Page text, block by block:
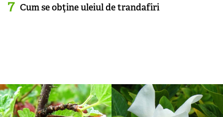
Cum se obţine uleiul de trandafiri